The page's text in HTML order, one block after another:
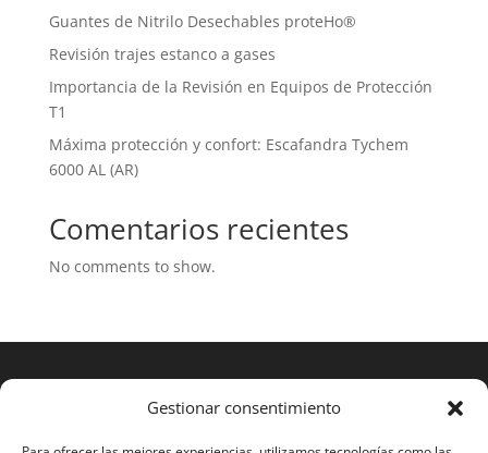
Gestionar consentimiento
Guantes de Nitrilo Desechables proteHo®
Revisión trajes estanco a gases
Importancia de la Revisión en Equipos de Protección
T1
Máxima protección y confort: Escafandra Tychem
6000 AL (AR)
Comentarios recientes
No comments to show.